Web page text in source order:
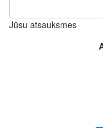
Jūsu atsauksmes